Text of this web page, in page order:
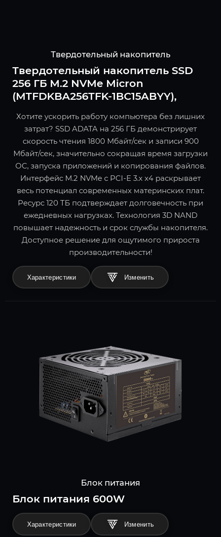
Твердотельный накопитель
Твердотельный накопитель SSD
256 ГБ M.2 NVMe Micron
(MTFDKBA256TFK-1BC15ABYY),
Хотите ускорить работу компьютера без лишних
затрат? SSD ADATA на 256 ГБ демонстрирует
скорость чтения 1800 Мбайт/сек и записи 900
Мбайт/сек, значительно сокращая время загрузки
ОС, запуска приложений и копирования файлов.
Интерфейс M.2 NVMe с PCI-E 3.x x4 раскрывает
весь потенциал современных материнских плат.
Ресурс 120 ТБ подтверждает долговечность при
ежедневных нагрузках. Технология 3D NAND
повышает надежность и срок службы накопителя.
Доступное решение для ощутимого прироста
производительности!
Характеристики
Блок питания
Блок питания 600W
Характеристики